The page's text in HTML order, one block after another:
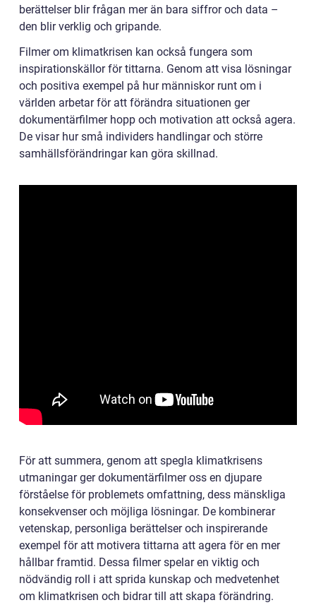
berättelser blir frågan mer än bara siffror och data –
den blir verklig och gripande.
Filmer om klimatkrisen kan också fungera som
inspirationskällor för tittarna. Genom att visa lösningar
och positiva exempel på hur människor runt om i
världen arbetar för att förändra situationen ger
dokumentärfilmer hopp och motivation att också agera.
De visar hur små individers handlingar och större
samhällsförändringar kan göra skillnad.
För att summera, genom att spegla klimatkrisens
utmaningar ger dokumentärfilmer oss en djupare
förståelse för problemets omfattning, dess mänskliga
konsekvenser och möjliga lösningar. De kombinerar
vetenskap, personliga berättelser och inspirerande
exempel för att motivera tittarna att agera för en mer
hållbar framtid. Dessa filmer spelar en viktig och
nödvändig roll i att sprida kunskap och medvetenhet
om klimatkrisen och bidrar till att skapa förändring.